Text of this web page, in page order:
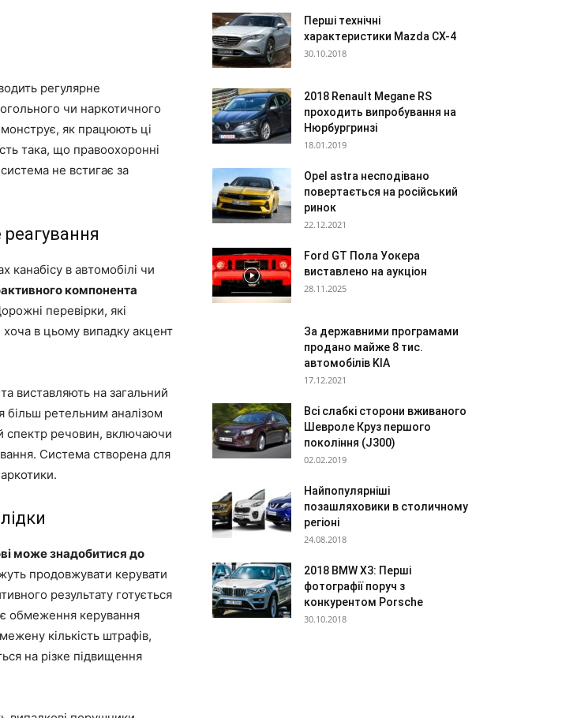
регулярне
чи наркотичного
як працюють ці
така, що правоохоронні
не встигає за
реагування
канабісу в автомобілі чи
компонента
перевірки, які
в цьому випадку акцент
виставляють на загальний
більш ретельним аналізом
спектр речовин, включаючи
Система створена для
може знадобитися до
продовжувати керувати
результату готується
обмеження керування
кількість штрафів,
на різке підвищення
Перші технічні
характеристики Mazda CX-4
30.10.2018
2018 Renault Megane RS
проходить випробування на
Нюрбургринзі
18.01.2019
Opel astra несподівано
повертається на російський
ринок
22.12.2021
Ford GT Пола Уокера
виставлено на аукціон
28.11.2025
За державними програмами
продано майже 8 тис.
автомобілів KIA
17.12.2021
Всі слабкі сторони вживаного
Шевроле Круз першого
покоління (J300)
02.02.2019
Найпопулярніші
позашляховики в столичному
регіоні
24.08.2018
2018 BMW X3: Перші
фотографії поруч з
конкурентом Porsche
30.10.2018